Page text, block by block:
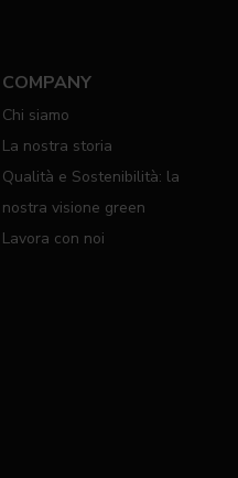
COMPANY
Chi siamo
La nostra storia
Qualità e Sostenibilità: la
nostra visione green
Lavora con noi